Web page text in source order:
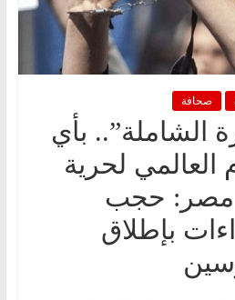
صحافة
الشاملة”.. بأي
العالمي لحرية
مصر: حجب
بإطلاق